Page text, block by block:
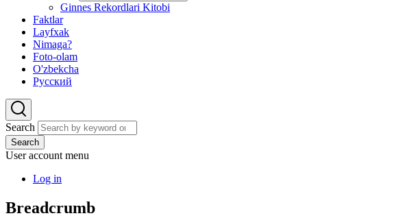
Ginnes Rekordlari Kitobi
Faktlar
Layfxak
Nimaga?
Foto-olam
O'zbekcha
Русский
Search
Search
User account menu
Log in
Breadcrumb